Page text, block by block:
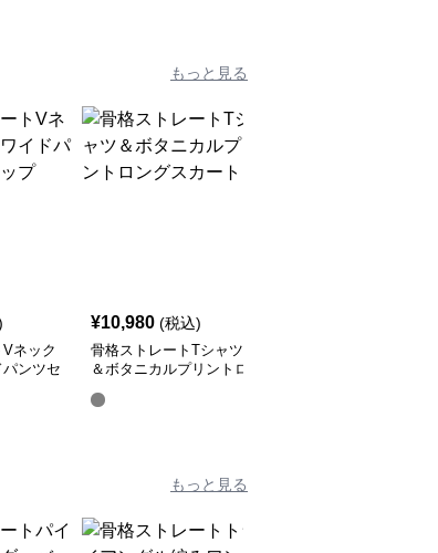
もっと見る
ネック
ンツセ
¥10,980 (税込)
骨格ストレートTシャツ
＆ボタニカルプリントロ
もっと見る